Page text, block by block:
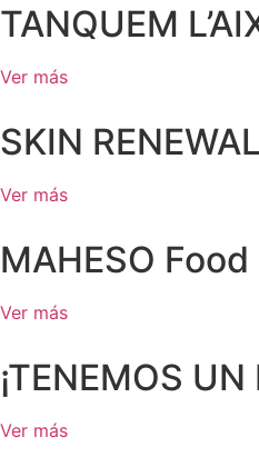
TANQUEM
Ver más
SKIN
Ver más
MAHESO
Ver más
¡TENEMOS UN
Ver más